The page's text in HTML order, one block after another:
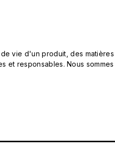
vie d'un produit, des
responsables. Nous